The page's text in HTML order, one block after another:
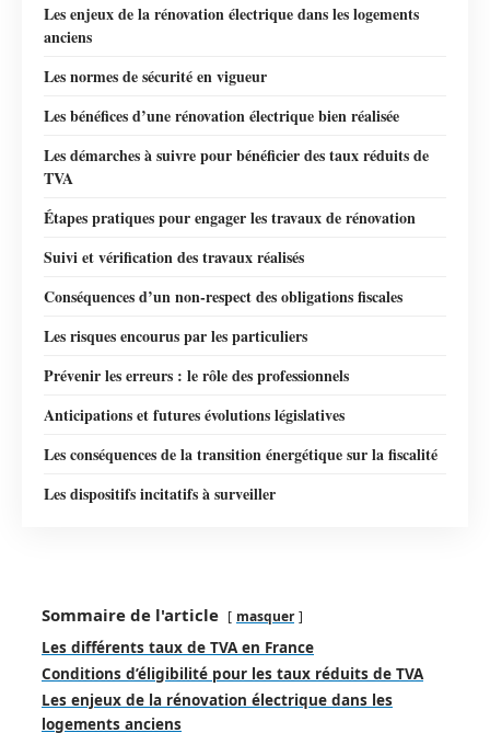
Les enjeux de la rénovation électrique dans les logements
anciens
Les normes de sécurité en vigueur
Les bénéfices d’une rénovation électrique bien réalisée
Les démarches à suivre pour bénéficier des taux réduits de
TVA
Étapes pratiques pour engager les travaux de rénovation
Suivi et vérification des travaux réalisés
Conséquences d’un non-respect des obligations fiscales
Les risques encourus par les particuliers
Prévenir les erreurs : le rôle des professionnels
Anticipations et futures évolutions législatives
Les conséquences de la transition énergétique sur la fiscalité
Les dispositifs incitatifs à surveiller
Sommaire de l'article masquer
Les différents taux de TVA en France
Conditions d’éligibilité pour les taux réduits de TVA
Les enjeux de la rénovation électrique dans les
logements anciens